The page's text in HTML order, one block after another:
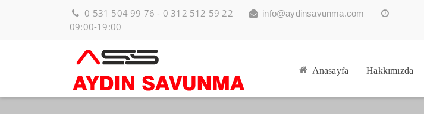
0 531 504 99 76 - 0 312 512 59 22 info@aydinsavunma.com
09:00-19:00
Anasayfa Hakkımızda